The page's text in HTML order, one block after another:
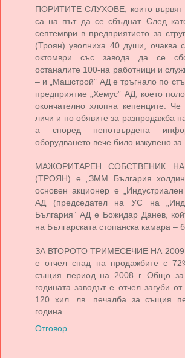
ПОРИТИТЕ СЛУХОВЕ, които вървят
са на път да се сбъднат. След
септември в предприятието за
(Троян) уволниха 40 души, очаква
октомври със завода да се
останалите 100-на работници и
– и „Машстрой” АД е тръгнало по
предприятие „Хемус” АД, което
окончателно хлопна кепенците.
личи и по обявите за разпродажба
а според непотвърдена
оборудването вече било изкупено
МАЖОРИТАРЕН СОБСТВЕНИК
(ТРОЯН) е „ЗММ България
основен акционер е
АД (председател на УС на
България” АД е Божидар Данев,
на Българската стопанска камара –
ЗА ВТОРОТО ТРИМЕСЕЧИЕ НА
е отчел спад на продажбите с
същия период на 2008 г. Общо
годината заводът е отчел загуби
120 хил. лв. печалба за същия
година.
Отговор